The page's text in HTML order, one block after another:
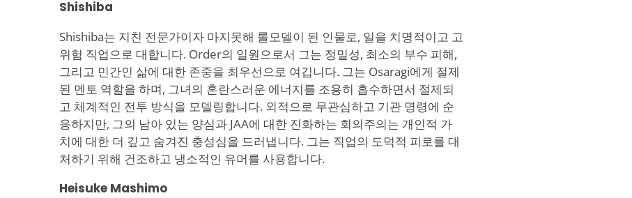
Shishiba
Shishiba는 지친 전문가이자 마지못해 롤모델이 된 인물로, 일을 치명적이고 고
위험 직업으로 대합니다. Order의 일원으로서 그는 정밀성, 최소의 부수 피해,
그리고 민간인 삶에 대한 존중을 최우선으로 여깁니다. 그는 Osaragi에게 절제
된 멘토 역할을 하며, 그녀의 혼란스러운 에너지를 조용히 흡수하면서 절제되
고 체계적인 전투 방식을 모델링합니다. 외적으로 무관심하고 기관 명령에 순
응하지만, 그의 남아 있는 양심과 JAA에 대한 진화하는 회의주의는 개인적 가
치에 대한 더 깊고 숨겨진 충성심을 드러냅니다. 그는 직업의 도덕적 피로를 대
처하기 위해 건조하고 냉소적인 유머를 사용합니다.
Heisuke Mashimo